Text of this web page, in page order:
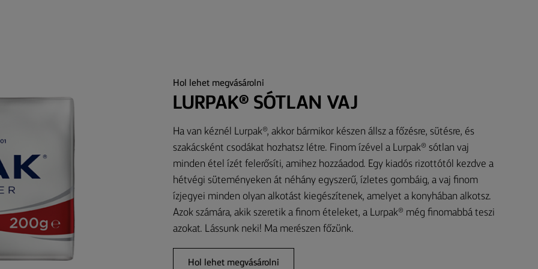
Hol lehet megvásárolni
LURPAK® SÓTLAN VAJ
Ha van kéznél Lurpak®, akkor bármikor készen állsz a főzésre, sütésre, és
szakácsként csodákat hozhatsz létre. Finom ízével a Lurpak® sótlan vaj
minden étel ízét felerősíti, amihez hozzáadod. Egy kiadós rizottótól kezdve a
hétvégi süteményeken át néhány egyszerű, ízletes gombáig, a vaj finom
ízjegyei minden olyan alkotást kiegészítenek, amelyet a konyhában alkotsz.
Azok számára, akik szeretik a finom ételeket, a Lurpak® még finomabbá teszi
azokat. Lássunk neki! Ma merészen főzünk.
Hol lehet megvásárolni